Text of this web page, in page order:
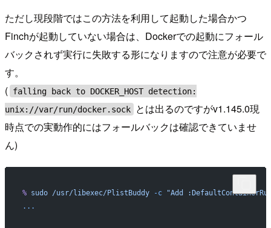
ただし現段階ではこの方法を利用して起動した場合かつ
Finchが起動していない場合は、Dockerでの起動にフォール
バックされず実行に失敗する形になりますので注意が必要で
す。
( falling back to DOCKER_HOST detection:
unix://var/run/docker.sock
とは出るのですがv1.145.0現
時点での実動作的にはフォールバックは確認できていませ
ん)
% sudo /usr/libexec/PlistBuddy -c "Add
...